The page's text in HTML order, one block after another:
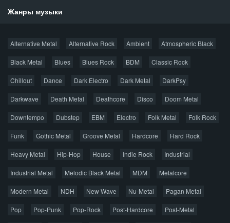
Жанры музыки
Alternative Metal Alternative Rock Ambient Atmospheric Black
Black Metal Blues Blues Rock BDM Classic Rock
Chillout Dance Dark Electro Dark Metal DarkPsy
Darkwave Death Metal Deathcore Disco Doom Metal
Downtempo Dubstep EBM Electro Folk Metal Folk Rock
Funk Gothic Metal Groove Metal Hardcore Hard Rock
Heavy Metal Hip-Hop House Indie Rock Industrial
Industrial Metal Melodic Black Metal MDM Metalcore
Modern Metal NDH New Wave Nu-Metal Pagan Metal
Pop Pop-Punk Pop-Rock Post-Hardcore Post-Metal